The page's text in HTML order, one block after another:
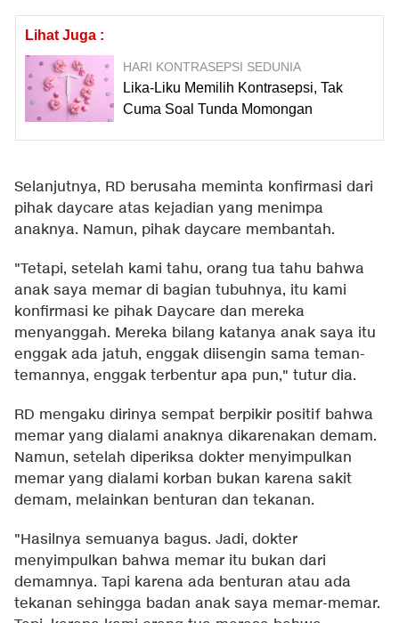
Lihat Juga :
HARI KONTRASEPSI SEDUNIA
Lika-Liku Memilih Kontrasepsi, Tak
Cuma Soal Tunda Momongan
Selanjutnya, RD berusaha meminta konfirmasi dari
pihak daycare atas kejadian yang menimpa
anaknya. Namun, pihak daycare membantah.
"Tetapi, setelah kami tahu, orang tua tahu bahwa
anak saya memar di bagian tubuhnya, itu kami
konfirmasi ke pihak Daycare dan mereka
menyanggah. Mereka bilang katanya anak saya itu
enggak ada jatuh, enggak diisengin sama teman-
temannya, enggak terbentur apa pun," tutur dia.
RD mengaku dirinya sempat berpikir positif bahwa
memar yang dialami anaknya dikarenakan demam.
Namun, setelah diperiksa dokter menyimpulkan
memar yang dialami korban bukan karena sakit
demam, melainkan benturan dan tekanan.
"Hasilnya semuanya bagus. Jadi, dokter
menyimpulkan bahwa memar itu bukan dari
demamnya. Tapi karena ada benturan atau ada
tekanan sehingga badan anak saya memar-memar.